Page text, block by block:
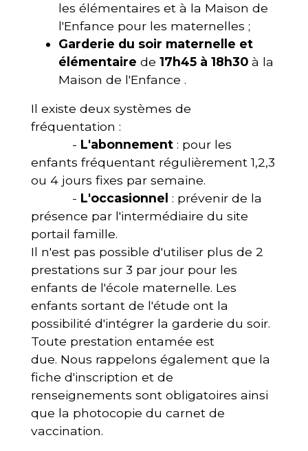
les élémentaires et à la Maison de
l'Enfance pour les maternelles ;
Garderie du soir maternelle et
élémentaire de 17h45 à 18h30 à la
Maison de l'Enfance .
Il existe deux systèmes de
fréquentation :
- L'abonnement : pour les
enfants fréquentant régulièrement 1,2,3
ou 4 jours fixes par semaine.
- L'occasionnel : prévenir de la
présence par l'intermédiaire du site
portail famille.
Il n'est pas possible d'utiliser plus de 2
prestations sur 3 par jour pour les
enfants de l'école maternelle. Les
enfants sortant de l'étude ont la
possibilité d'intégrer la garderie du soir.
Toute prestation entamée est
due. Nous rappelons également que la
fiche d'inscription et de
renseignements sont obligatoires ainsi
que la photocopie du carnet de
vaccination.